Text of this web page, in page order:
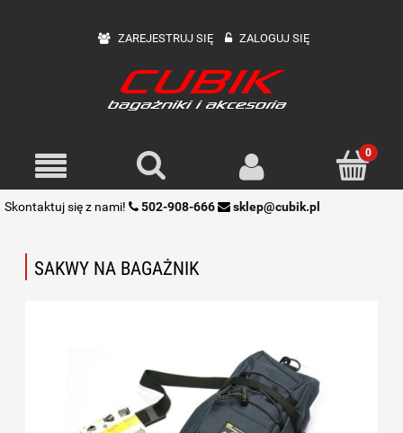
ZAREJESTRUJ SIĘ ZALOGUJ SIĘ
Skontaktuj się z nami! 502-908-666 sklep@cubik.pl
SAKWY NA BAGAŻNIK